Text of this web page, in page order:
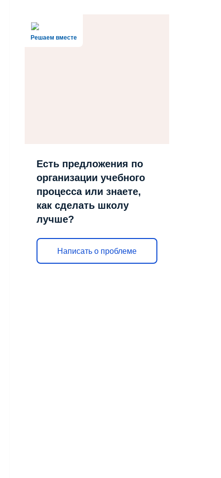
Решаем вместе
Есть предложения по
организации учебного
процесса или знаете,
как сделать школу
лучше?
Написать о проблеме